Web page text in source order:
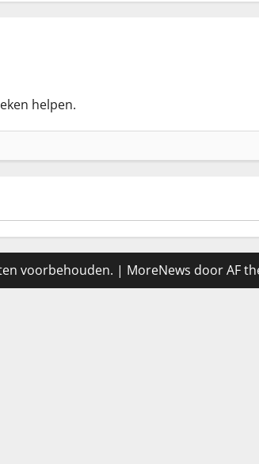
helpen.
voorbehouden. | MoreNews door AF